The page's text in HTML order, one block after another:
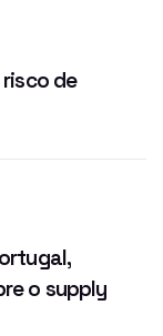
de
o supply